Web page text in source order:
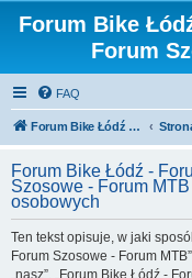
Forum Bike
Forum
FAQ
Forum Bike Łódź - Forum Rowerowe Łódź - Forum Szosowe - Forum MTB
Forum Bike Łódź -
Szosowe - Forum
osobowych
Ten tekst opisuje, w jaki
Forum Szosowe - Forum
„nasz”, „Forum Bike Łódź -